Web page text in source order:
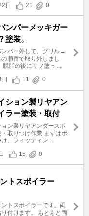
日
21 0
ンパーメッキガー
塗装。
ンパー外して、グリル→
順番で取り外しまし
脱脂の後にサフ塗っ ...
11 0
ション製リヤアン
ラー塗装・取付
ン製リヤアンダースポ
取りつけ作業 まずはボ
、フィッティン ...
15 0
ントスポイラー
トスポイラーです。両
付けます。 もともと両